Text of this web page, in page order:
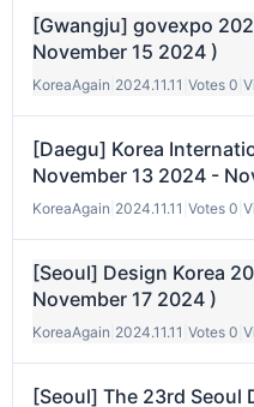
[Gwangju] govexpo
November 15 2024 )
KoreaAgain 2024.11.11 Votes 0
[Daegu] Korea
November 13 2024 -
KoreaAgain 2024.11.11 Votes 0
[Seoul] Design Korea
November 17 2024 )
KoreaAgain 2024.11.11 Votes 0
[Seoul] The 23rd Seoul